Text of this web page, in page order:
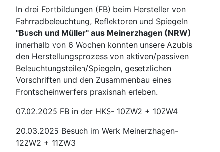
In drei Fortbildungen (FB) beim Hersteller von
Fahrradbeleuchtung, Reflektoren und Spiegeln
"Busch und Müller" aus Meinerzhagen (NRW)
innerhalb von 6 Wochen konnten unsere Azubis
den Herstellungsprozess von aktiven/passiven
Beleuchtungsteilen/Spiegeln, gesetzlichen
Vorschriften und den Zusammenbau eines
Frontscheinwerfers praxisnah erleben.
07.02.2025 FB in der HKS- 10ZW2 + 10ZW4
20.03.2025 Besuch im Werk Meinerzhagen-
12ZW2 + 11ZW3